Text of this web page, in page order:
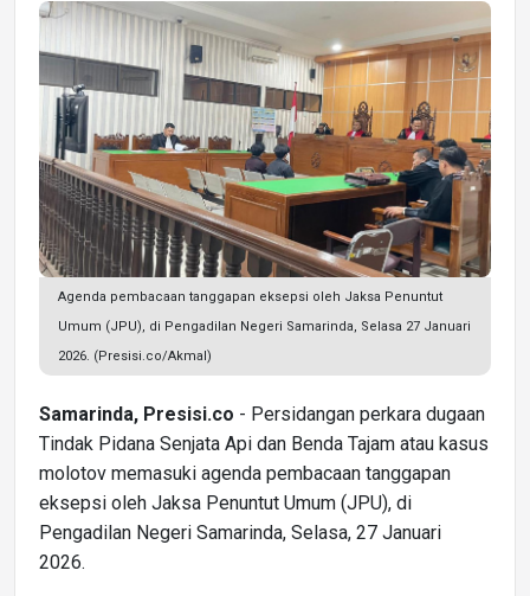
Agenda pembacaan tanggapan eksepsi oleh Jaksa Penuntut
Umum (JPU), di Pengadilan Negeri Samarinda, Selasa 27 Januari
2026. (Presisi.co/Akmal)
Samarinda, Presisi.co - Persidangan perkara dugaan
Tindak Pidana Senjata Api dan Benda Tajam atau kasus
molotov memasuki agenda pembacaan tanggapan
eksepsi oleh Jaksa Penuntut Umum (JPU), di
Pengadilan Negeri Samarinda, Selasa, 27 Januari
2026.